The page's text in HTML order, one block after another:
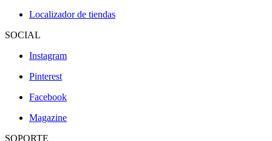
Localizador de tiendas
SOCIAL
Instagram
Pinterest
Facebook
Magazine
SOPORTE